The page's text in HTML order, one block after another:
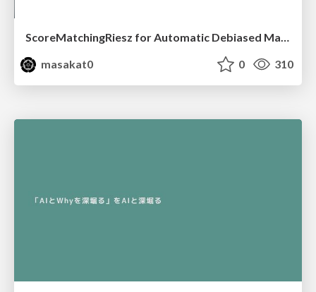
ScoreMatchingRiesz for Automatic Debiased Machine Learning and Policy Path Estimation with an Application to Japanese Monetary Policy Evaluation
masakat0
0 310